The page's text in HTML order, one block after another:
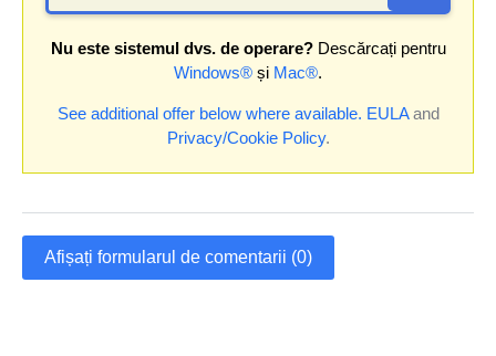
Nu este sistemul dvs. de operare?Descărcați pentru
Windows® și Mac®.
See additional offer below where available. EULAand
Privacy/Cookie Policy.
Afișați formularul de comentarii (0)